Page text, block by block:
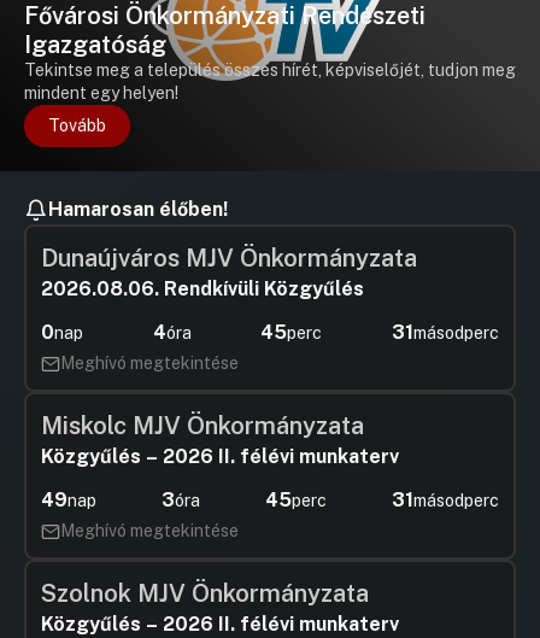
Fővárosi Önkormányzati Rendészeti
Igazgatóság
Tekintse meg a település összes hírét, képviselőjét, tudjon meg
mindent egy helyen!
Tovább
Hamarosan élőben!
Dunaújváros MJV Önkormányzata
2026.08.06. Rendkívüli Közgyűlés
0nap 4óra 45perc 31másodperc
Meghívó megtekintése
Miskolc MJV Önkormányzata
Közgyűlés – 2026 II. félévi munkaterv
49nap 3óra 45perc 31másodperc
Meghívó megtekintése
Szolnok MJV Önkormányzata
Közgyűlés – 2026 II. félévi munkaterv